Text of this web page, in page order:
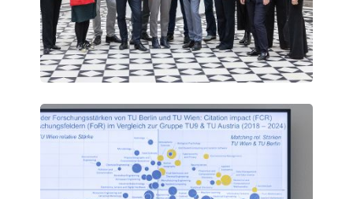
Vienna
Science
Days